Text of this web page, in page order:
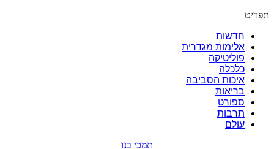
תפריט
חדשות
אלימות מגדרית
פוליטיקה
כלכלה
איכות הסביבה
בריאות
ספורט
תרבות
עולם
תמכי בנו